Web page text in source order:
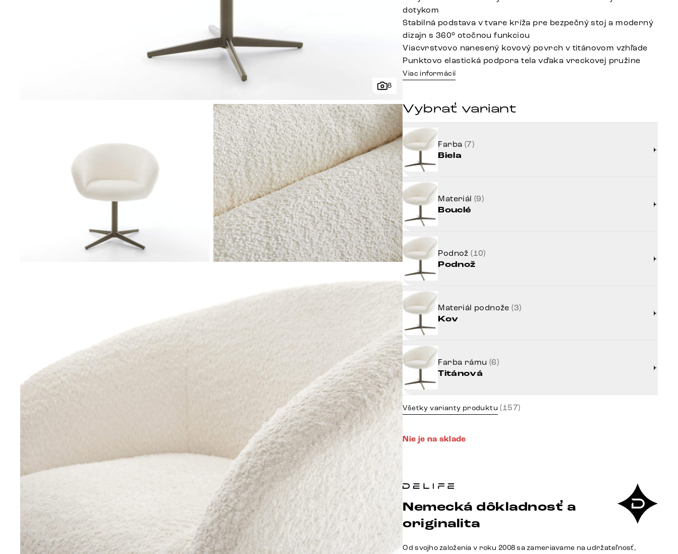
8
dotykom
Stabilná podstava v tvare kríža pre bezpečný stoj a moderný
dizajn s 360° otočnou funkciou
Viacvrstvovo nanesený kovový povrch v titánovom vzhľade
Punktovo elastická podpora tela vďaka vreckovej pružine
Viac informácií
Vybrať variant
Farba (7)
Biela
Materiál (9)
Bouclé
Podnož(10)
Podnož
Materiál podnože(3)
Kov
Farba rámu (6)
Titánová
Všetky varianty produktu (157)
Nie je na sklade
Nemecká dôkladnosť a
originalita
Od svojho založenia v roku 2008 sa zameriavame na udržateľnosť,